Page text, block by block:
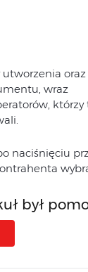
wraz
którzy
naciśnięciu
był